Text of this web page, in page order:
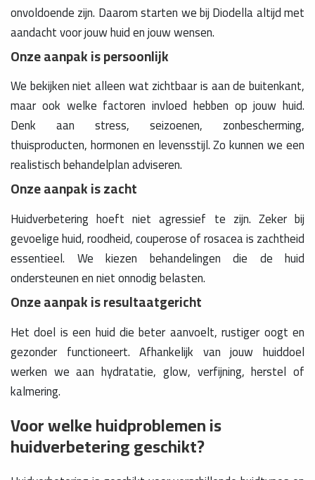
onvoldoende zijn. Daarom starten we bij Diodella altijd met
aandacht voor jouw huid en jouw wensen.
Onze aanpak is persoonlijk
We bekijken niet alleen wat zichtbaar is aan de buitenkant,
maar ook welke factoren invloed hebben op jouw huid.
Denk aan stress, seizoenen, zonbescherming,
thuisproducten, hormonen en levensstijl. Zo kunnen we een
realistisch behandelplan adviseren.
Onze aanpak is zacht
Huidverbetering hoeft niet agressief te zijn. Zeker bij
gevoelige huid, roodheid, couperose of rosacea is zachtheid
essentieel. We kiezen behandelingen die de huid
ondersteunen en niet onnodig belasten.
Onze aanpak is resultaatgericht
Het doel is een huid die beter aanvoelt, rustiger oogt en
gezonder functioneert. Afhankelijk van jouw huiddoel
werken we aan hydratatie, glow, verfijning, herstel of
kalmering.
Voor welke huidproblemen is
huidverbetering geschikt?